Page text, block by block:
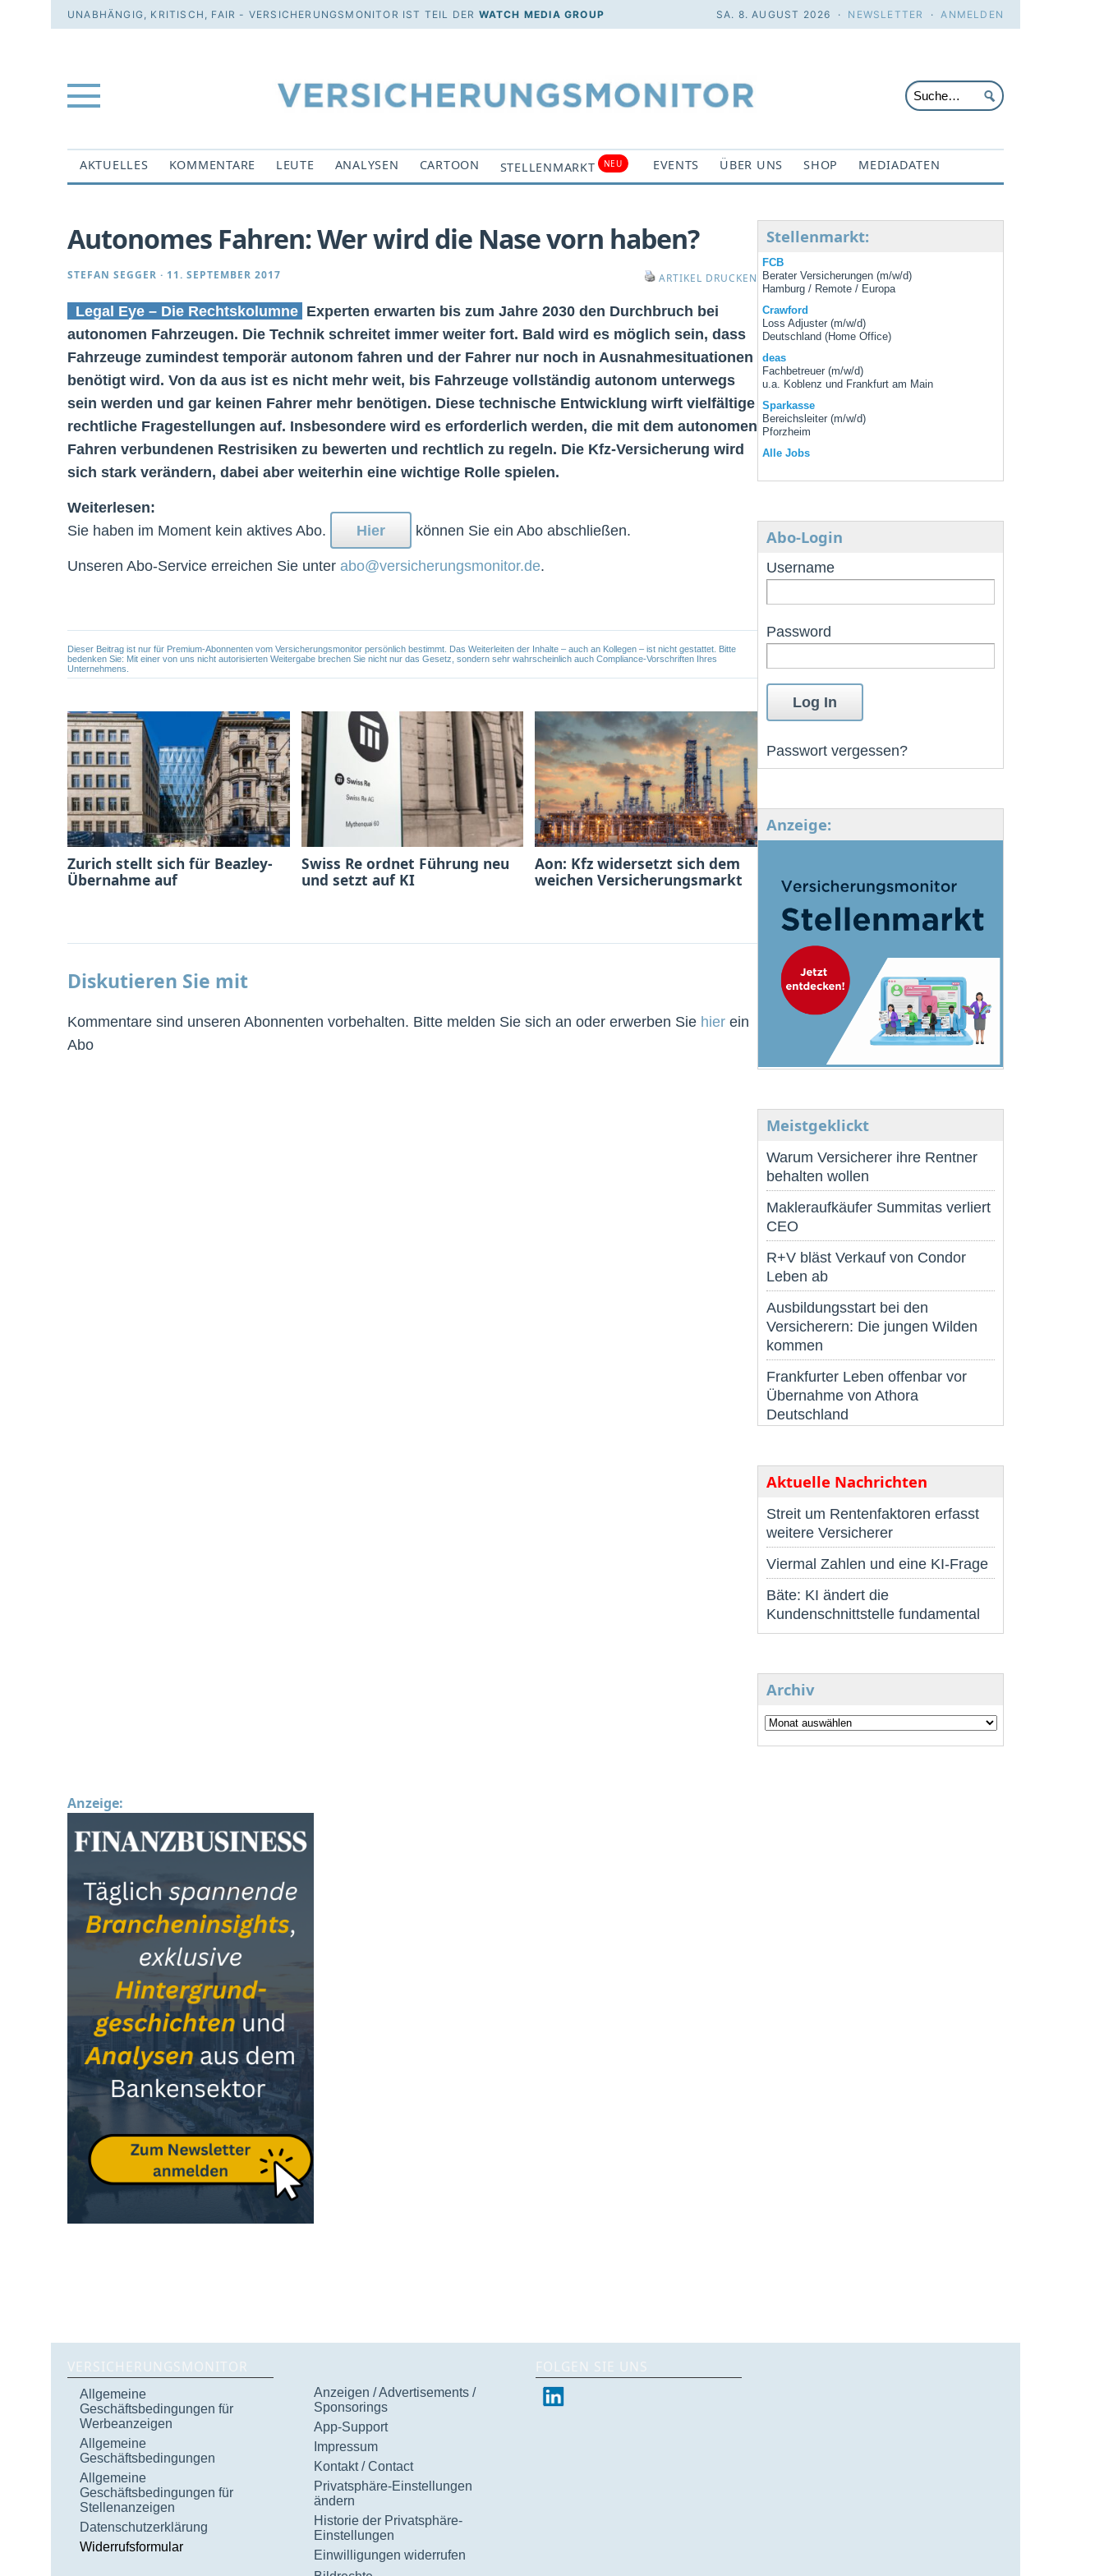
UNABHÄNGIG, KRITISCH, FAIR - VERSICHERUNGSMONITOR IST TEIL DER WATCH MEDIA GROUP SA. 8. AUGUST 2026 · NEWSLETTER ·ANMELDEN
AKTUELLES KOMMENTARE LEUTE ANALYSEN CARTOON STELLENMARKT NEU EVENTS ÜBER UNS SHOP MEDIADATEN
Autonomes Fahren: Wer wird die Nase vorn haben?
STEFAN SEGGER · 11. SEPTEMBER 2017 ARTIKEL DRUCKEN
Legal Eye – Die Rechtskolumne Experten erwarten bis zum Jahre 2030 den Durchbruch bei
autonomen Fahrzeugen. Die Technik schreitet immer weiter fort. Bald wird es möglich sein, dass
Fahrzeuge zumindest temporär autonom fahren und der Fahrer nur noch in Ausnahmesituationen
benötigt wird. Von da aus ist es nicht mehr weit, bis Fahrzeuge vollständig autonom unterwegs
sein werden und gar keinen Fahrer mehr benötigen. Diese technische Entwicklung wirft vielfältige
rechtliche Fragestellungen auf. Insbesondere wird es erforderlich werden, die mit dem autonomen
Fahren verbundenen Restrisiken zu bewerten und rechtlich zu regeln. Die Kfz-Versicherung wird
sich stark verändern, dabei aber weiterhin eine wichtige Rolle spielen.
Weiterlesen:
Sie haben im Moment kein aktives Abo.
Hier können Sie ein Abo abschließen.
Unseren Abo-Service erreichen Sie unter abo@versicherungsmonitor.de.
Dieser Beitrag ist nur für Premium-Abonnenten vom Versicherungsmonitor persönlich bestimmt. Das Weiterleiten der Inhalte – auch an Kollegen – ist nicht gestattet. Bitte
bedenken Sie: Mit einer von uns nicht autorisierten Weitergabe brechen Sie nicht nur das Gesetz, sondern sehr wahrscheinlich auch Compliance-Vorschriften Ihres
Unternehmens.
Zurich stellt sich für Beazley-
Übernahme auf
Swiss Re ordnet Führung neu
und setzt auf KI
Aon: Kfz widersetzt sich dem
weichen Versicherungsmarkt
Diskutieren Sie mit
Kommentare sind unseren Abonnenten vorbehalten. Bitte melden Sie sich an oder erwerben Sie hier ein
Abo
Stellenmarkt:
FCB
Berater Versicherungen (m/w/d)
Hamburg / Remote / Europa
Crawford
Loss Adjuster (m/w/d)
Deutschland (Home Office)
deas
Fachbetreuer (m/w/d)
u.a. Koblenz und Frankfurt am Main
Sparkasse
Bereichsleiter (m/w/d)
Pforzheim
Alle Jobs
Abo-Login
Username
Password
Passwort vergessen?
Anzeige:
Meistgeklickt
Warum Versicherer ihre Rentner
behalten wollen
Makleraufkäufer Summitas verliert
CEO
R+V bläst Verkauf von Condor
Leben ab
Ausbildungsstart bei den
Versicherern: Die jungen Wilden
kommen
Frankfurter Leben offenbar vor
Übernahme von Athora
Deutschland
Aktuelle Nachrichten
Streit um Rentenfaktoren erfasst
weitere Versicherer
Viermal Zahlen und eine KI-Frage
Bäte: KI ändert die
Kundenschnittstelle fundamental
Archiv
Anzeige:
VERSICHERUNGSMONITOR
Allgemeine
Geschäftsbedingungen für
Werbeanzeigen
Allgemeine
Geschäftsbedingungen
Allgemeine
Geschäftsbedingungen für
Stellenanzeigen
Datenschutzerklärung
Widerrufsformular
Anzeigen / Advertisements /
Sponsorings
App-Support
Impressum
Kontakt / Contact
Privatsphäre-Einstellungen
ändern
Historie der Privatsphäre-
Einstellungen
Einwilligungen widerrufen
FOLGEN SIE UNS